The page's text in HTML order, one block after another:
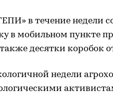
в течение недели
в мобильном пункте
также десятки коробок
недели